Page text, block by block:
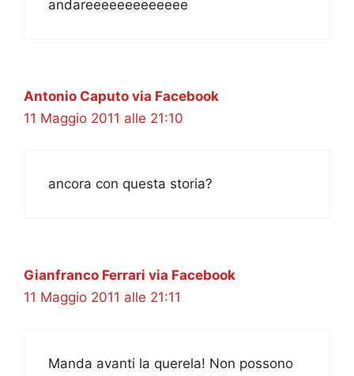
andareeeeeeeeeeeee
Antonio Caputo via Facebook
11 Maggio 2011 alle 21:10
ancora con questa storia?
Gianfranco Ferrari via Facebook
11 Maggio 2011 alle 21:11
Manda avanti la querela! Non possono